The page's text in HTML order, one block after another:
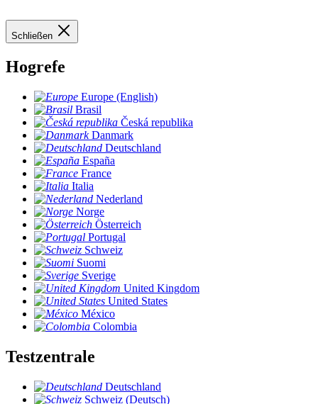
Schließen
Hogrefe
Europe (English)
Brasil
Česká republika
Danmark
Deutschland
España
France
Italia
Nederland
Norge
Österreich
Portugal
Schweiz
Suomi
Sverige
United Kingdom
United States
México
Colombia
Testzentrale
Deutschland
Schweiz (Deutsch)